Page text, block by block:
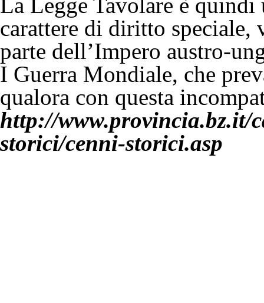
carattere di diritto
parte dell’Impero austro-
I Guerra Mondiale, che
qualora con questa
http://
storici/cenni-storici.asp